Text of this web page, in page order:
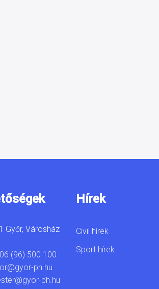
Győr, Városház
06 (96) 500 100
ph.hu
ph.hu
Hírek
Civil hírek
Sport hírek